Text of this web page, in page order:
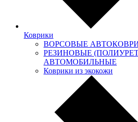
Коврики
ВОРСОВЫЕ
РЕЗИНОВЫЕ
АВТОМОБИЛЬНЫЕ
Коврики из экокожи